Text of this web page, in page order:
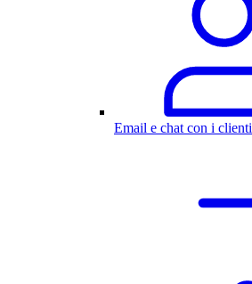
Email e chat con i clienti